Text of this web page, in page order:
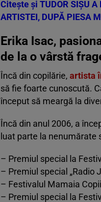
Citește și TUDOR SIȘU A
ARTISTEI, DUPĂ PIESA
Erika Isac,
de la o vârstă
Încă din copilărie, artista
să fie foarte cunoscută.
început să meargă la
Încă din anul 2006, a
luat parte la
– Premiul special la
– Premiul special „Radio
– Festivalul Mamaia
– Premiul special la